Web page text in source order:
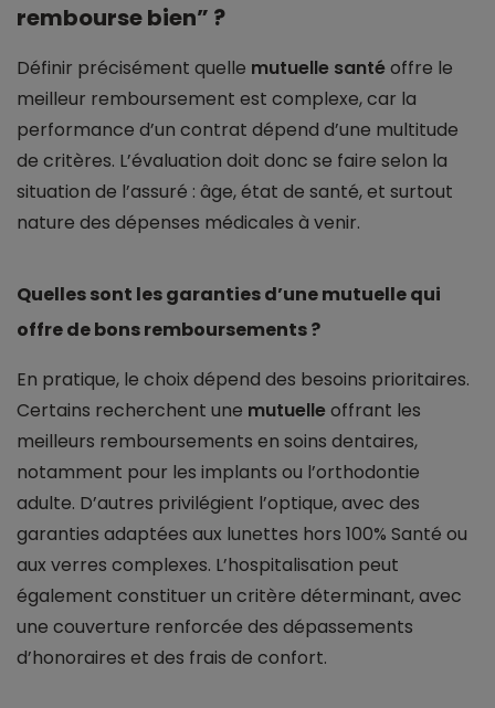
rembourse bien” ?
Définir précisément quelle mutuelle santéoffre le
meilleur remboursement est complexe, car la
performance d’un contrat dépend d’une multitude
de critères. L’évaluation doit donc se faire selon la
situation de l’assuré : âge, état de santé, et surtout
nature des dépenses médicales à venir.
Quelles sont les garanties d’une mutuelle qui
offre de bons remboursements ?
En pratique, le choix dépend des besoins prioritaires.
Certains recherchent une mutuelleoffrant les
meilleurs remboursements en soins dentaires,
notamment pour les implants ou l’orthodontie
adulte. D’autres privilégient l’optique, avec des
garanties adaptées aux lunettes hors 100% Santé ou
aux verres complexes. L’hospitalisation peut
également constituer un critère déterminant, avec
une couverture renforcée des dépassements
d’honoraires et des frais de confort.